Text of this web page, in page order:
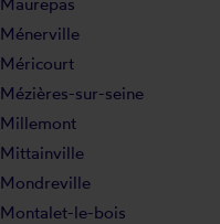
Ménerville
Méricourt
Mézières-sur-seine
Millemont
Mittainville
Mondreville
Montalet-le-bois